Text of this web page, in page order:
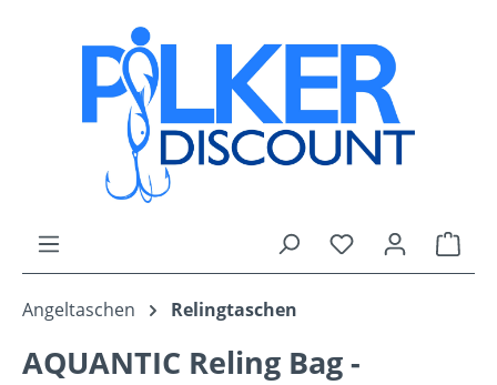
Zum Hauptinhalt springen
Du hast 0
Angeltaschen Relingtaschen
AQUANTIC Reling Bag -